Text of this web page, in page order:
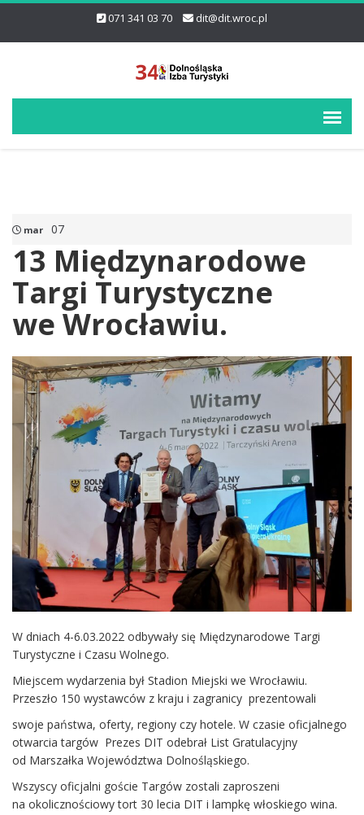
071 341 03 70 dit@dit.wroc.pl
mar 07
13 Międzynarodowe
Targi Turystyczne
we Wrocławiu.
W dniach 4-6.03.2022 odbywały się Międzynarodowe Targi
Turystyczne i Czasu Wolnego.
Miejscem wydarzenia był Stadion Miejski we Wrocławiu.
Przeszło 150 wystawców z kraju i zagranicy prezentowali
swoje państwa, oferty, regiony czy hotele. W czasie oficjalnego
otwarcia targów Prezes DIT odebrał List Gratulacyjny
od Marszałka Województwa Dolnośląskiego.
Wszyscy oficjalni goście Targów zostali zaproszeni
na okolicznościowy tort 30 lecia DIT i lampkę włoskiego wina.